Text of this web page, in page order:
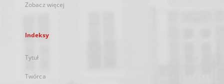
Zobacz więcej
Indeksy
Tytuł
Twórca